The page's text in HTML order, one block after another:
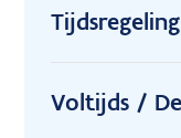
Tijdsregeling
Voltijds /